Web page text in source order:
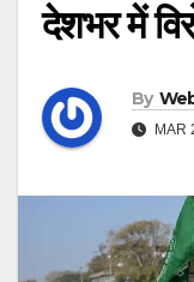
देशभर में
By
MAR